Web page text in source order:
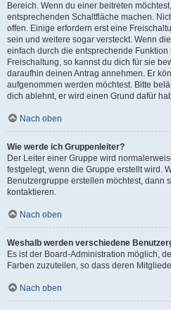
Bereich. Wenn du einer beitreten
entsprechenden Schaltfläche machen.
offen. Einige erfordern erst eine
sein und weitere sogar versteckt. Wenn
einfach durch die entsprechende
Freischaltung, so kannst du dich für sie
daraufhin deinen Antrag annehmen. Er
aufgenommen werden möchtest. Bitte
dich ablehnt, er wird einen Grund dafür
Nach oben
Wie werde ich Gruppenleiter?
Der Leiter einer Gruppe wird
festgelegt, wenn die Gruppe erstellt wird.
Benutzergruppe erstellen möchtest, dann
kontaktieren.
Nach oben
Weshalb werden verschiedene
Es ist der Board-Administration möglich,
Farben zuzuteilen, so dass deren
Nach oben